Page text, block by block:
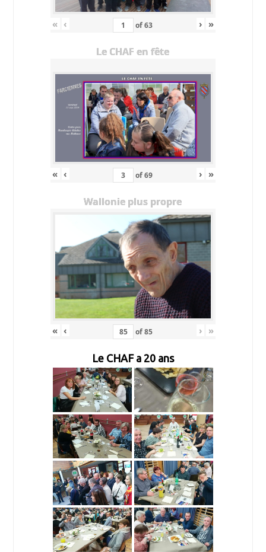
« ‹ of63 › »
Le CHAF en fête
« ‹ of69 › »
Wallonie plus propre
« ‹ of85 › »
Le CHAF a 20 ans